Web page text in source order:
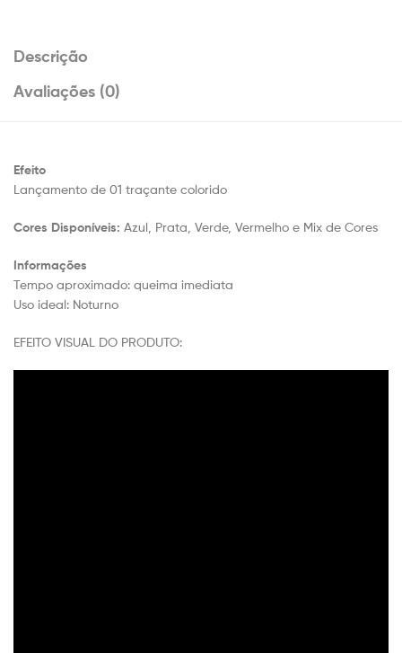
Descrição
Avaliações (0)
Efeito
Lançamento de 01 traçante colorido
Cores Disponíveis: Azul, Prata, Verde, Vermelho e Mix de Cores
Informações
Tempo aproximado: queima imediata
Uso ideal: Noturno
EFEITO VISUAL DO PRODUTO: